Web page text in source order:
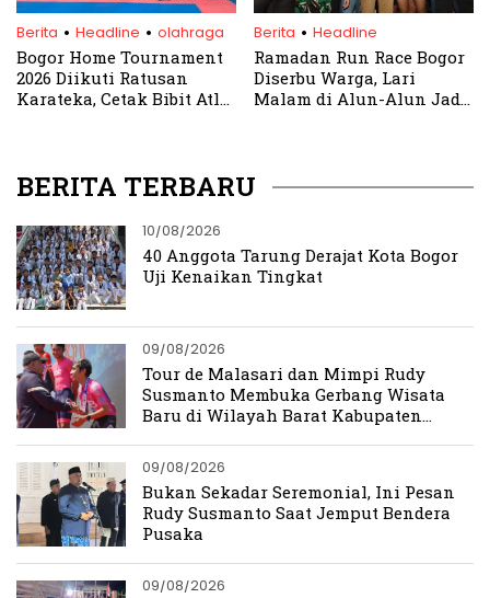
Berita . Headline . olahraga
Bogor Home Tournament
2026 Diikuti Ratusan
Karateka, Cetak Bibit Atlet
Berita . Headline
Ramadan Run Race Bogor
Diserbu Warga, Lari
Malam di Alun-Alun Jadi
BERITA TERBARU
10/08/2026
40 Anggota Tarung Derajat Kota Bogor
Uji Kenaikan Tingkat
09/08/2026
Tour de Malasari dan Mimpi Rudy
Susmanto Membuka Gerbang Wisata
Baru di Wilayah Barat Kabupaten
09/08/2026
Bukan Sekadar Seremonial, Ini Pesan
Rudy Susmanto Saat Jemput Bendera
Pusaka
09/08/2026